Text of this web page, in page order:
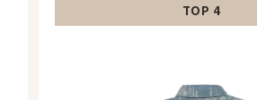
TOP 4